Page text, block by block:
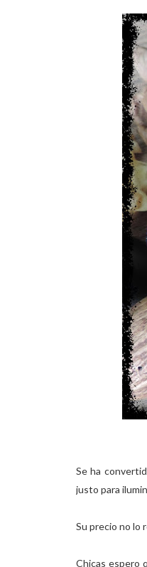
Se ha
justo para
Su precio no lo
Chicas espero